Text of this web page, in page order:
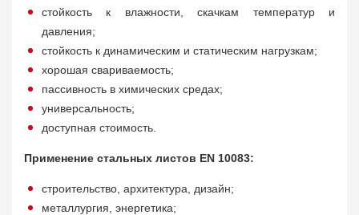
стойкость к влажности, скачкам температур и
давления;
стойкость к динамическим и статическим нагрузкам;
хорошая свариваемость;
пассивность в химических средах;
универсальность;
доступная стоимость.
Применение стальных листов EN 10083:
строительство, архитектура, дизайн;
металлургия, энергетика;